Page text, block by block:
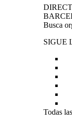
Busca
SIGUE
Todas